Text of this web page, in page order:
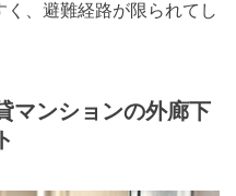
、避難経路が限られてし
マンションの外廊下